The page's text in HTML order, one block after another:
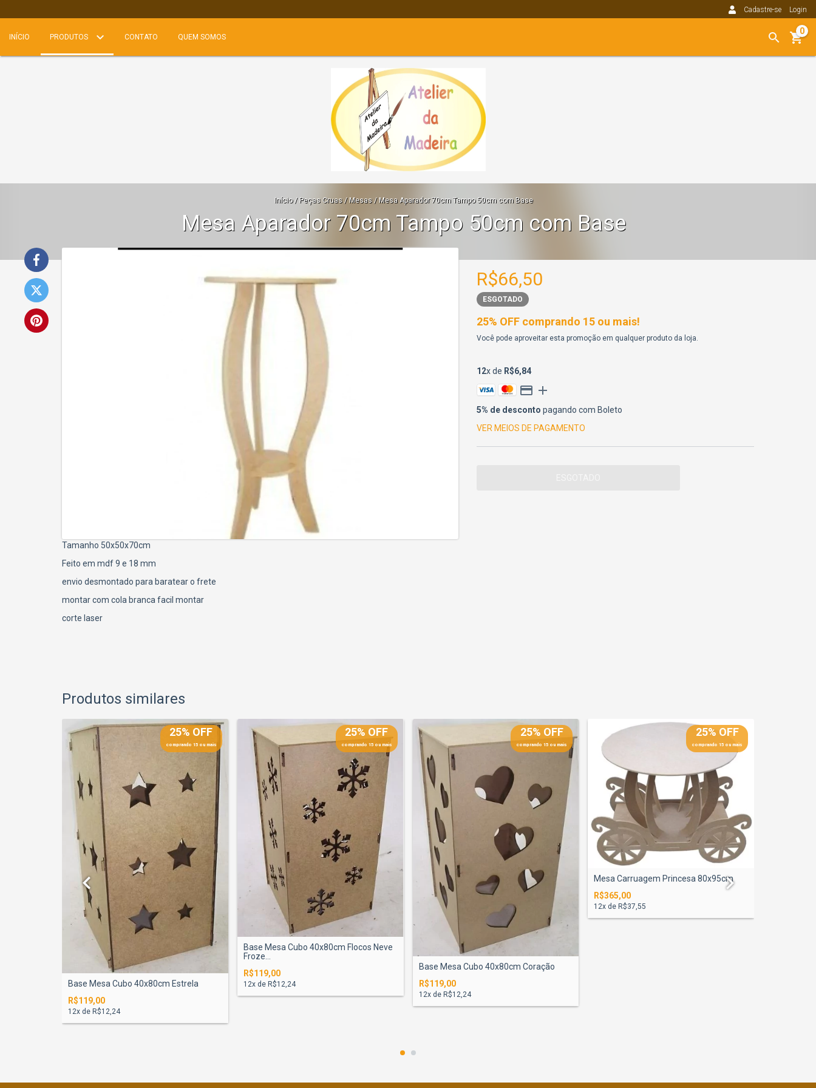
Cadastre-se Login
INÍCIO PRODUTOS CONTATO QUEM SOMOS
0
Início / Peças Cruas / Mesas / Mesa Aparador 70cm Tampo 50cm com Base
Mesa Aparador 70cm Tampo 50cm com Base
R$66,50
ESGOTADO
25% OFF comprando 15 ou mais!
Você pode aproveitar esta promoção em qualquer produto da loja.
12x de R$6,84
5% de desconto pagando com Boleto
VER MEIOS DE PAGAMENTO
Tamanho 50x50x70cm
Feito em mdf 9 e 18 mm
envio desmontado para baratear o frete
montar com cola branca facil montar
corte laser
Produtos similares
25% OFF
comprando 15 ou mais
Base Mesa Cubo 40x80cm Estrela
R$119,00
12x de R$12,24
25% OFF
comprando 15 ou mais
Base Mesa Cubo 40x80cm Flocos Neve
Froze...
R$119,00
12x de R$12,24
25% OFF
comprando 15 ou mais
Base Mesa Cubo 40x80cm Coração
R$119,00
12x de R$12,24
25% OFF
comprando 15 ou mais
Mesa Carruagem Princesa 80x95cm
R$365,00
12x deR$37,55